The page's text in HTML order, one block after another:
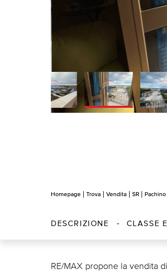
Homepage Trova Vendita SR Pachino
DESCRIZIONE CLASSE
RE/MAX propone la vendita